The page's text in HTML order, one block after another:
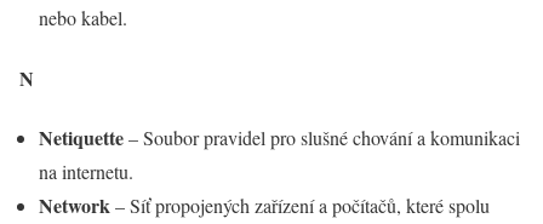
nebo kabel.
N
Netiquette– Soubor pravidel pro slušné chování a komunikaci
na internetu.
Network– Síť propojených zařízení a počítačů, které spolu